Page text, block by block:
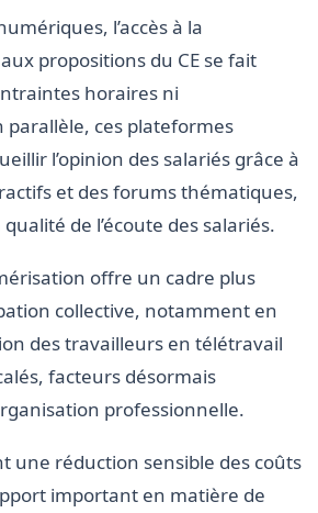
l’accès à la
propositions du CE se fait
horaires ni
parallèle, ces plateformes
l’opinion des salariés grâce à
et des forums thématiques,
de l’écoute des salariés.
offre un cadre plus
collective, notamment en
des travailleurs en télétravail
facteurs désormais
professionnelle.
une réduction sensible des coûts
important en matière de